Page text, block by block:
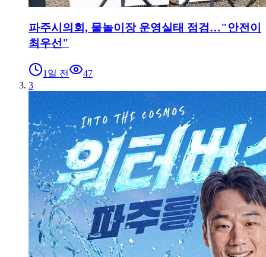
파주시의회, 물놀이장 운영실태 점검…"안전이
최우선"
1일 전
47
3